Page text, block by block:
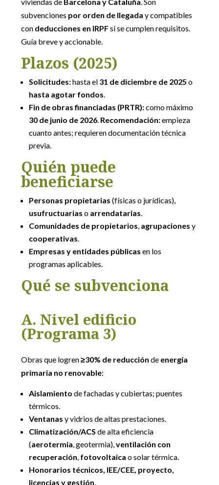
subvenciones por orden de llegada y compatibles
con deducciones en IRPFsi se cumplen requisitos.
Guía breve y accionable.
Plazos (2025)
Solicitudes:hasta el 31 de diciembre de 2025 o
hasta agotar fondos.
Fin de obras financiadas (PRTR):como máximo
30 de junio de 2026. Recomendación:empieza
cuanto antes; requieren documentación técnica
previa.
Quién puede
beneficiarse
Personas propietarias (físicas o jurídicas),
usufructuarias o arrendatarias.
Comunidades de propietarios, agrupaciones y
cooperativas.
Empresas y entidades públicas en los
programas aplicables.
Qué se subvenciona
A. Nivel edificio
(Programa 3)
Obras que logren≥30% de reducción de energía
primaria no renovable:
Aislamiento de fachadas y cubiertas; puentes
térmicos.
Ventanas y vidrios de altas prestaciones.
Climatización/ACS de alta eficiencia
(aerotermia , geotermia), ventilación con
recuperación fotovoltaica o solar térmica.
Honorarios técnicos, IEE/CEE, proyecto,
licencias y gestión